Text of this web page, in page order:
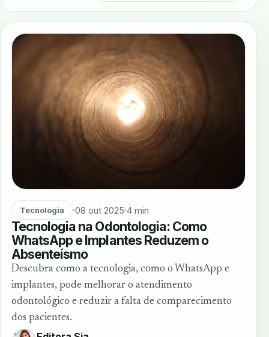
Tecnologia 08 out 2025 4 min
Tecnologia na Odontologia: Como
WhatsApp e Implantes Reduzem o
Absenteísmo
Descubra como a tecnologia, como o WhatsApp e
implantes, pode melhorar o atendimento
odontológico e reduzir a falta de comparecimento
dos pacientes.